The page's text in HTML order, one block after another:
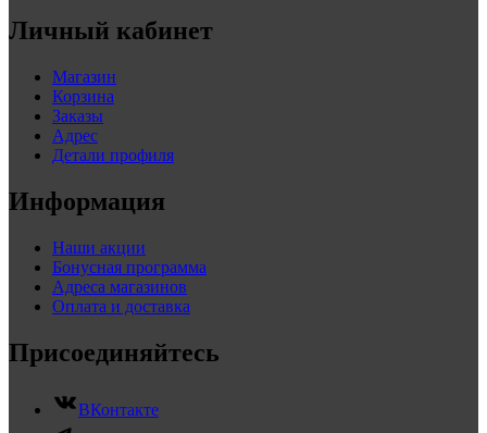
Личный кабинет
Магазин
Корзина
Заказы
Адрес
Детали профиля
Информация
Наши акции
Бонусная программа
Адреса магазинов
Оплата и доставка
Присоединяйтесь
ВКонтакте